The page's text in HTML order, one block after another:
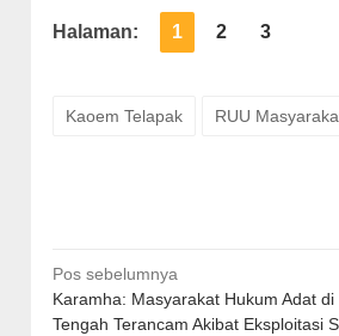
Halaman: 1 2 3
Kaoem Telapak RUU
Navigasi
pos
Pos sebelumnya
Karamha: Masyarakat Hukum Adat di
Tengah Terancam Akibat Eksploitasi